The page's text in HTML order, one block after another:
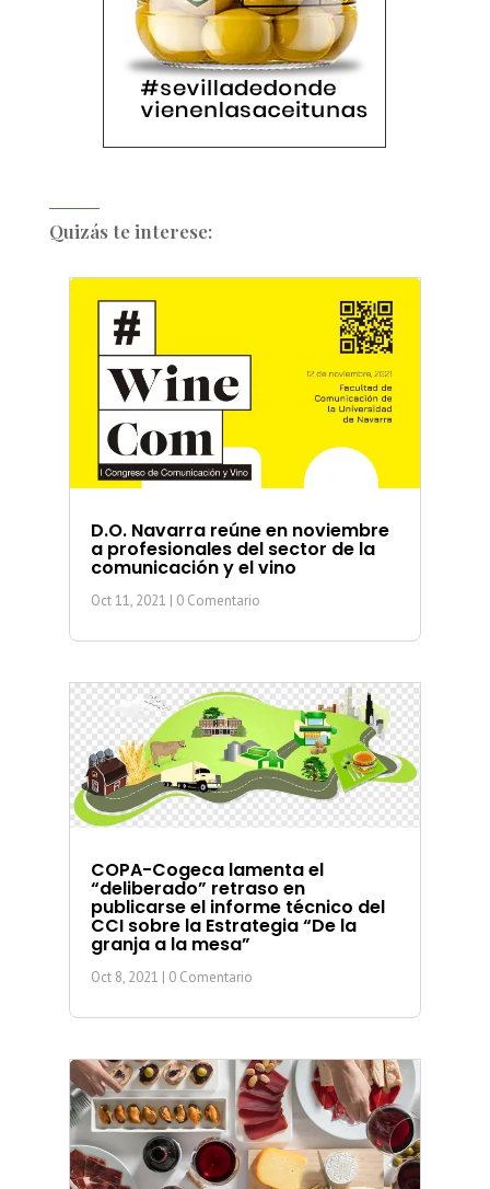
Quizás te interese:
D.O. Navarra reúne en noviembre
a profesionales del sector de la
comunicación y el vino
Oct 11, 2021 | 0 Comentario
COPA-Cogeca lamenta el
“deliberado” retraso en
publicarse el informe técnico del
CCI sobre la Estrategia “De la
granja a la mesa”
Oct 8, 2021 | 0 Comentario